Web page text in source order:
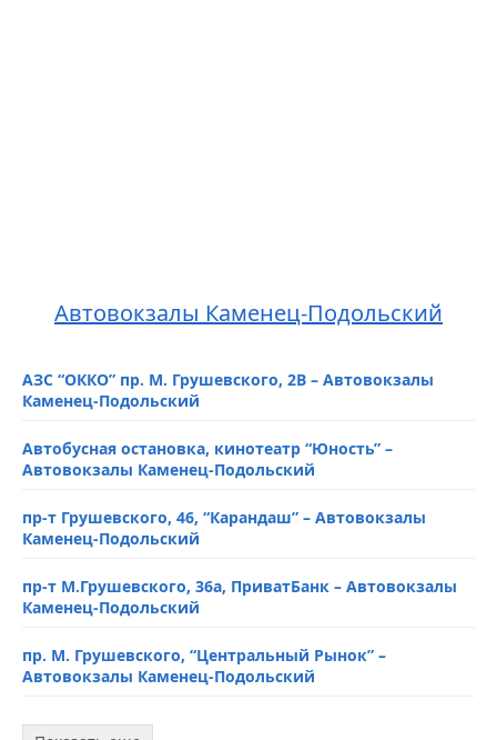
Автовокзалы Каменец-Подольский
АЗС “ОККО” пр. М. Грушевского, 2В – Автовокзалы
Каменец-Подольский
Автобусная остановка, кинотеатр “Юность” –
Автовокзалы Каменец-Подольский
пр-т Грушевского, 46, “Карандаш” – Автовокзалы
Каменец-Подольский
пр-т М.Грушевского, 36a, ПриватБанк – Автовокзалы
Каменец-Подольский
пр. М. Грушевского, “Центральный Рынок” –
Автовокзалы Каменец-Подольский
АЗС “SOCAR”, ул. Привокзальная, 31 Б/2 – Автовокзалы